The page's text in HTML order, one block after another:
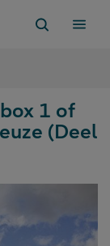
1 of
(Deel